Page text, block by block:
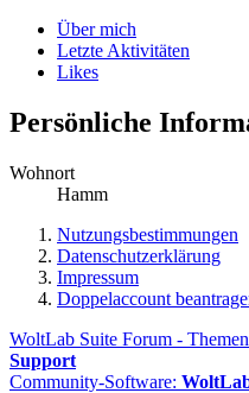
Über mich
Letzte Aktivitäten
Likes
Persönliche
Wohnort
Hamm
Nutzungsbestimmungen
Datenschutzerklärung
Impressum
Doppelaccount
WoltLab Suite Forum -
Support
Community-Software: